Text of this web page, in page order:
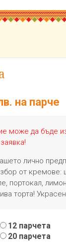
на парче
може да бъде
лично
от
портокал,
торта!
12 парчета
20 парчета